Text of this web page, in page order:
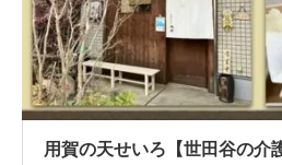
用賀の天せいろ【世田谷の介